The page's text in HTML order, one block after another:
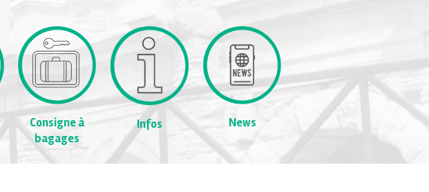
Consigne à
bagages
Infos News